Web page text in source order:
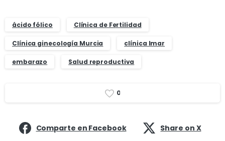
ácido fólico Clínica de Fertilidad
Clínica ginecología Murcia clínica Imar
embarazo Salud reproductiva
0
Comparte en Facebook Share on X